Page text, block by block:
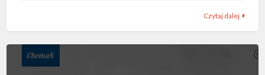
Czytaj dalej